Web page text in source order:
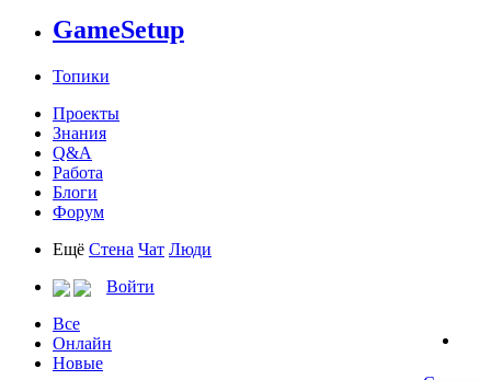
GameSetup
Топики
Проекты
Знания
Q&A
Работа
Блоги
Форум
Ещё Стена Чат Люди
Войти
Все
Онлайн
Новые